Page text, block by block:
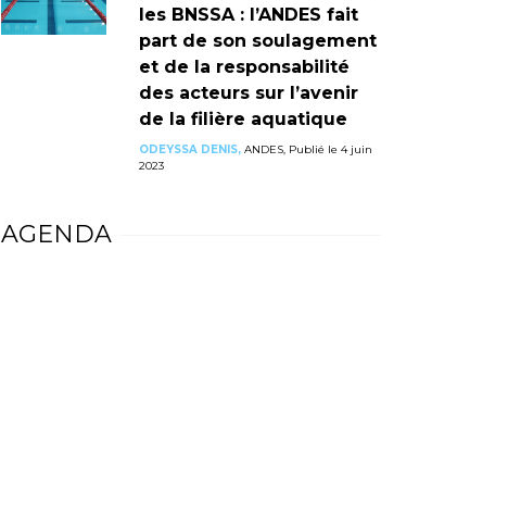
les BNSSA : l’ANDES fait
part de son soulagement
et de la responsabilité
des acteurs sur l’avenir
de la filière aquatique
ODEYSSA DENIS,ANDES, Publié le 4 juin
2023
AGENDA